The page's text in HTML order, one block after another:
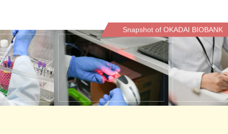
Snapshot of OKADAI BIOBANK